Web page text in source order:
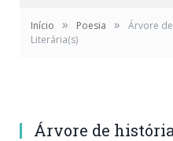
Início » Poesia »
Árvore
Literária(s)
Árvore de